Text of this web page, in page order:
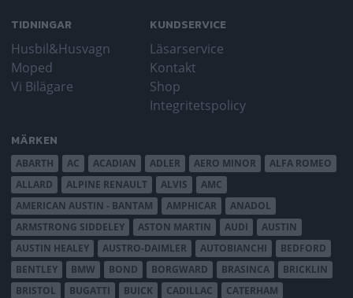
TIDNINGAR
Husbil&Husvagn
Moped
Vi Bilägare
KUNDSERVICE
Läsarservice
Kontakt
Shop
Integritetspolicy
MÄRKEN
ABARTH AC ACADIAN ADLER AERO MINOR
ALFA ROMEO
ALLARD
ALPINE RENAULT ALVIS
AMC
AMERICAN AUSTIN - BANTAM
AMPHICAR
ANADOL
ARMSTRONG SIDDELEY
ASTON MARTIN AUDI
AUSTIN
AUSTIN HEALEY
AUSTRO-DAIMLER AUTOBIANCHI
BEDFORD
BENTLEY
BMW BOND BORGWARD BRASINCA
BRICKLIN
BRISTOL
BUGATTI BUICK CADILLAC
CATERHAM